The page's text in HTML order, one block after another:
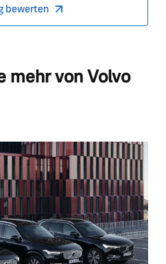
bewerten
mehr von Volvo